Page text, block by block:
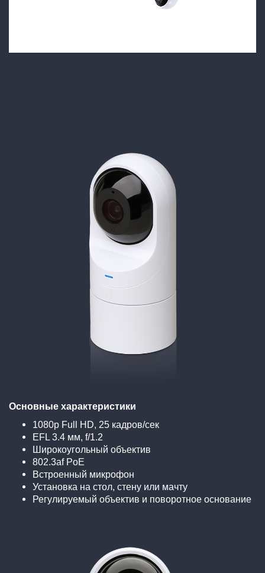
Основные характеристики
1080p Full HD, 25 кадров/сек
EFL 3.4 мм, f/1.2
Широкоугольный объектив
802.3af PoE
Встроенный микрофон
Установка на стол, стену или мачту
Регулируемый объектив и поворотное основание